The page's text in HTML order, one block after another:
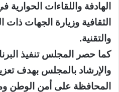
الهادفة واللقاءات
الثقافية وزيارة الجهات ذات
والتقنية.
كما حصر المجلس تنفيذ
والإرشاد بالمجلس بهدف
المحافظة على أمن الوطن